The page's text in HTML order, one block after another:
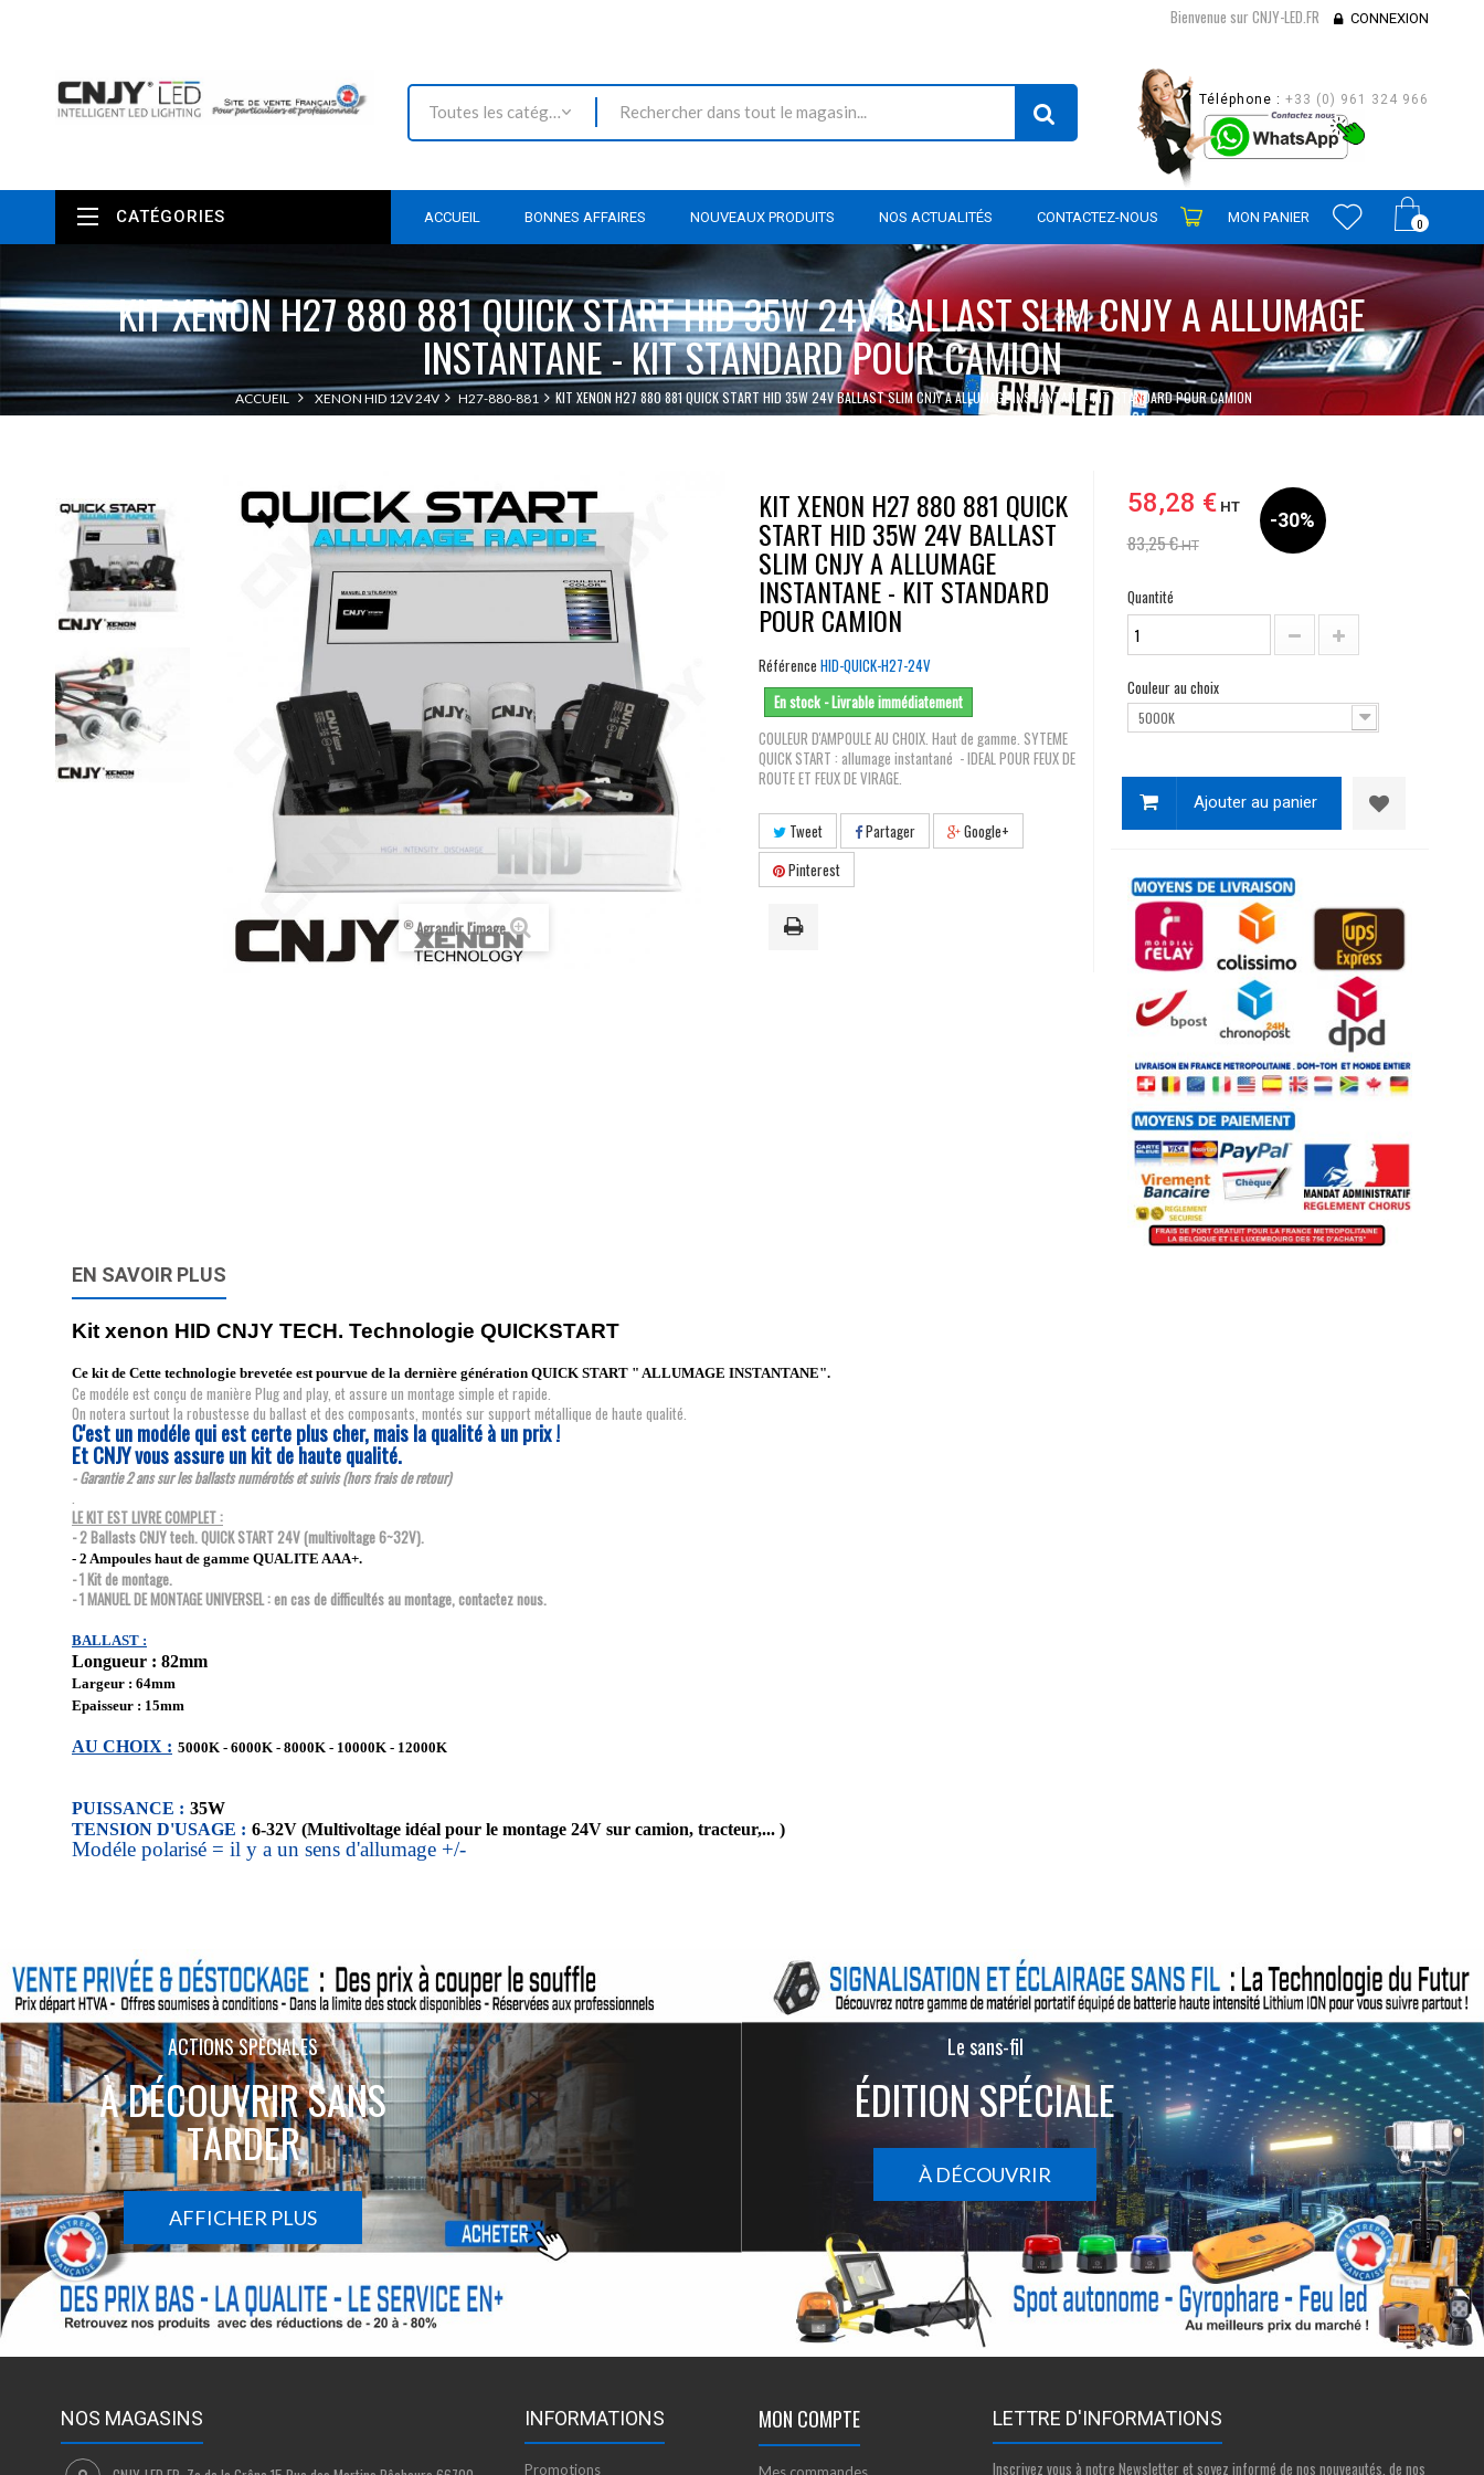
Bienvenue sur CNJY-LED.FR CONNEXION
Toutes les catégories
Téléphone : +33 (0) 961 324 966
0
ACCUEIL BONNES AFFAIRES NOUVEAUX PRODUITS NOS ACTUALITÉS CONTACTEZ-NOUS MON PANIER
CATÉGORIES
KIT XENON H27 880 881 QUICK START HID 35W 24V BALLAST SLIM CNJY A ALLUMAGE
INSTANTANE - KIT STANDARD POUR CAMION
ACCUEIL XENON HID 12V 24V H27-880-881 KIT XENON H27 880 881 QUICK START HID 35W 24V BALLAST SLIM CNJY A ALLUMAGE INSTANTANE - KIT STANDARD POUR CAMION
Agrandir l'image
KIT XENON H27 880 881 QUICK
START HID 35W 24V BALLAST
SLIM CNJY A ALLUMAGE
INSTANTANE - KIT STANDARD
POUR CAMION
Référence HID-QUICK-H27-24V
En stock - Livrable immédiatement
COULEUR D'AMPOULE AU CHOIX. Haut de gamme. SYTEME
QUICK START : allumage instantané - IDEAL POUR FEUX DE
ROUTE ET FEUX DE VIRAGE.
Tweet Partager
Google+
Pinterest
58,28 €HT
83,25 €HT
-30%
Quantité
Couleur au choix
5000K
Ajouter au panier
EN SAVOIR PLUS
Kit xenon HID CNJY TECH. Technologie QUICKSTART
Ce kit de Cette technologie brevetée est pourvue de la dernière génération QUICK START " ALLUMAGE INSTANTANE".
Ce modéle est conçu de manière Plug and play, et assure un montage simple et rapide.
On notera surtout la robustesse du ballast et des composants, montés sur support métallique de haute qualité.
C'est un modéle qui est certe plus cher, mais la qualité à un prix !
Et CNJY vous assure un kit de haute qualité.
- Garantie 2 ans sur les ballasts numérotés et suivis (hors frais de retour)
.
LE KIT EST LIVRE COMPLET :
- 2 Ballasts CNJY tech. QUICK START 24V (multivoltage 6~32V).
- 2 Ampoules haut de gamme QUALITE AAA+.
- 1 Kit de montage.
- 1 MANUEL DE MONTAGE UNIVERSEL : en cas de difficultés au montage, contactez nous.
BALLAST :
Longueur : 82mm
Largeur : 64mm
Epaisseur : 15mm
AU CHOIX : 5000K - 6000K - 8000K - 10000K - 12000K
PUISSANCE : 35W
TENSION D'USAGE : 6-32V (Multivoltage idéal pour le montage 24V sur camion, tracteur,... )
Modéle polarisé = il y a un sens d'allumage +/-
ACTIONS SPÉCIALES
À DÉCOUVRIR SANS
TARDER
AFFICHER PLUS
Le sans-fil
ÉDITION SPÉCIALE
À DÉCOUVRIR
NOS MAGASINS INFORMATIONS
Promotions
MON COMPTE
Mes commandes
LETTRE D'INFORMATIONS
Inscrivez vous à notre Newsletter et soyez informé de nos nouveautés, de nos